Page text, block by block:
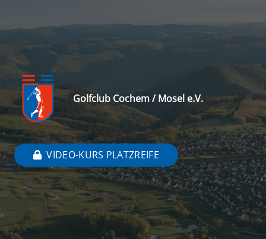
Golfclub Cochem / Mosel e.V.
VIDEO-KURS PLATZREIFE